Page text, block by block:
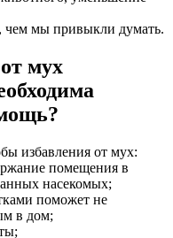
чем мы привыкли думать.
мух
избавления от мух:
помещения в
насекомых;
поможет не
в дом;